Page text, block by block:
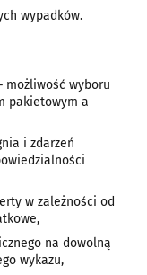
wypadków.
możliwość wyboru
pakietowym a
i zdarzeń
w zależności od
na dowolną
wykazu,